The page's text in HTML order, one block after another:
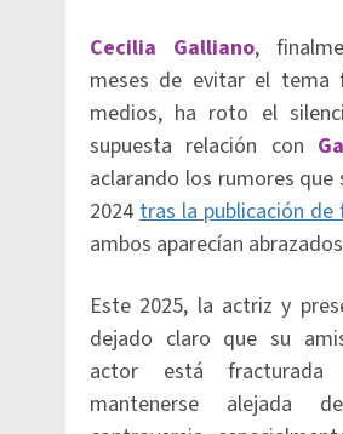
Cecilia Galliano,
meses de evitar el tema
medios, ha roto el
supuesta relación con
aclarando los rumores que
2024 tras la publicación
ambos aparecían
Este 2025, la actriz y
dejado claro que su
actor está fracturada
mantenerse alejada